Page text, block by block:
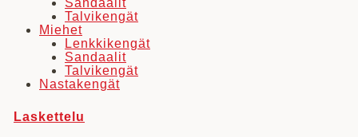
Talvikengät
Miehet
Lenkkikengät
Sandaalit
Talvikengät
Nastakengät
Laskettelu